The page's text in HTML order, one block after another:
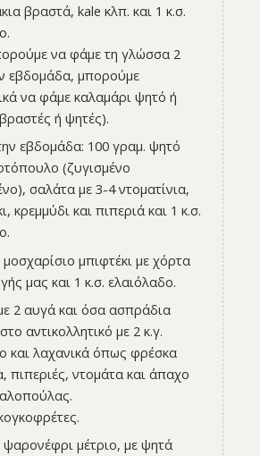
βραστά, kale κλπ. και 1 κ.σ.
να φάμε τη γλώσσα 2
εβδομάδα, μπορούμε
να φάμε καλαμάρι ψητό ή
ή ψητές).
εβδομάδα: 100 γραμ. ψητό
(ζυγισμένο
σαλάτα με 3-4 ντοματίνια,
κρεμμύδι και πιπεριά και 1 κ.σ.
μπιφτέκι με χόρτα
μας και 1 κ.σ. ελαιόλαδο.
2 αυγά και όσα ασπράδια
αντικολλητικό με 2 κ.γ.
και λαχανικά όπως φρέσκα
πιπεριές, ντομάτα και άπαχο
ψαρονέφρι μέτριο, με ψητά